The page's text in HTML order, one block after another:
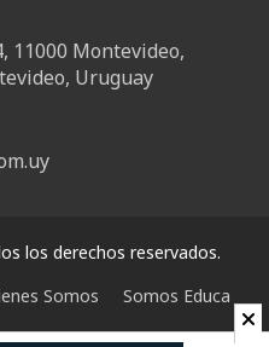
11000 Montevideo,
Uruguay
los derechos reservados.
Somos Somos Educa